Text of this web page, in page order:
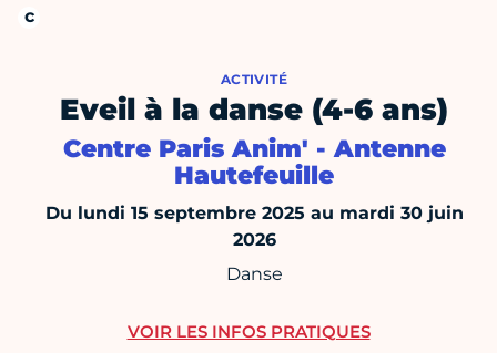
ACTIVITÉ
Eveil à la danse (4-6 ans)
Centre Paris Anim' - Antenne
Hautefeuille
Du lundi 15 septembre 2025 au mardi 30 juin
2026
Danse
VOIR LES INFOS PRATIQUES